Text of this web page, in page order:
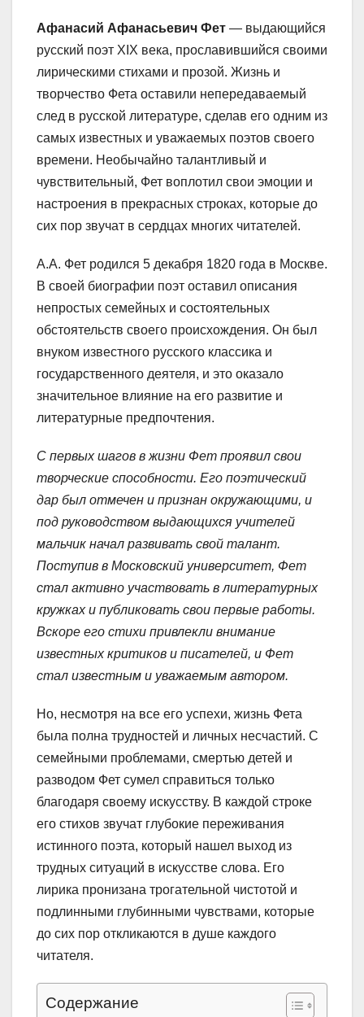
Афанасий Афанасьевич Фет — выдающийся
русский поэт XIX века, прославившийся своими
лирическими стихами и прозой. Жизнь и
творчество Фета оставили непередаваемый
след в русской литературе, сделав его одним из
самых известных и уважаемых поэтов своего
времени. Необычайно талантливый и
чувствительный, Фет воплотил свои эмоции и
настроения в прекрасных строках, которые до
сих пор звучат в сердцах многих читателей.
А.А. Фет родился 5 декабря 1820 года в Москве.
В своей биографии поэт оставил описания
непростых семейных и состоятельных
обстоятельств своего происхождения. Он был
внуком известного русского классика и
государственного деятеля, и это оказало
значительное влияние на его развитие и
литературные предпочтения.
С первых шагов в жизни Фет проявил свои
творческие способности. Его поэтический
дар был отмечен и признан окружающими, и
под руководством выдающихся учителей
мальчик начал развивать свой талант.
Поступив в Московский университет, Фет
стал активно участвовать в литературных
кружках и публиковать свои первые работы.
Вскоре его стихи привлекли внимание
известных критиков и писателей, и Фет
стал известным и уважаемым автором.
Но, несмотря на все его успехи, жизнь Фета
была полна трудностей и личных несчастий. С
семейными проблемами, смертью детей и
разводом Фет сумел справиться только
благодаря своему искусству. В каждой строке
его стихов звучат глубокие переживания
истинного поэта, который нашел выход из
трудных ситуаций в искусстве слова. Его
лирика пронизана трогательной чистотой и
подлинными глубинными чувствами, которые
до сих пор откликаются в душе каждого
читателя.
Содержание